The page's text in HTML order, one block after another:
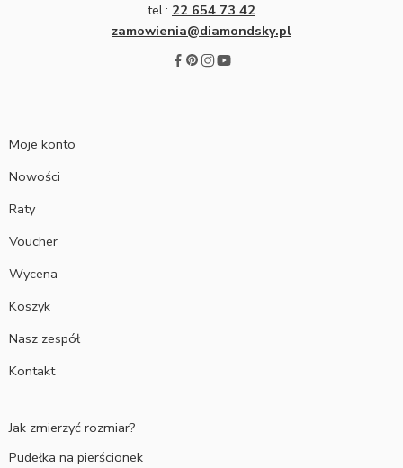
tel.: 22 654 73 42
zamowienia@diamondsky.pl
Moje konto
Nowości
Raty
Voucher
Wycena
Koszyk
Nasz zespół
Kontakt
Jak zmierzyć rozmiar?
Pudełka na pierścionek